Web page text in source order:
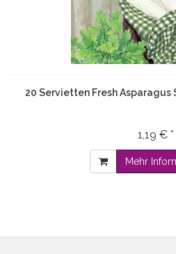
20 Servietten Fresh Asparagus
1,19 € *
Mehr